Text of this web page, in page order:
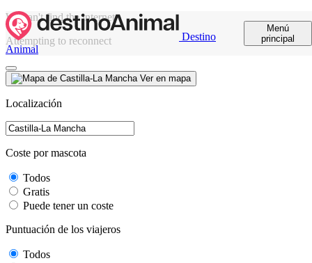
Destino
Animal
Menú
principal
We can't find the internet
Attempting to reconnect
Ver en mapa
Localización
Coste por mascota
Todos
Gratis
Puede tener un coste
Puntuación de los viajeros
Todos